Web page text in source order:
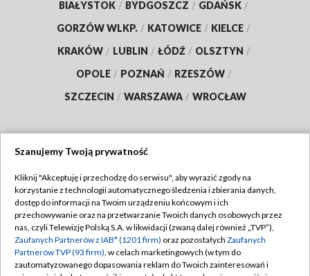
BIAŁYSTOK / BYDGOSZCZ / GDAŃSK /
GORZÓW WLKP. / KATOWICE / KIELCE /
KRAKÓW / LUBLIN / ŁÓDŹ / OLSZTYN /
OPOLE / POZNAŃ / RZESZÓW /
SZCZECIN / WARSZAWA / WROCŁAW
TVP
Abonament TVP
Emisja w TVP
Centrum informacji TVP
Regulamin TVP
Polityka prywatności
Moje zgody
Szanujemy Twoją prywatność
Kliknij "Akceptuję i przechodzę do serwisu", aby wyrazić zgody na
korzystanie z technologii automatycznego śledzenia i zbierania danych,
dostęp do informacji na Twoim urządzeniu końcowym i ich
przechowywanie oraz na przetwarzanie Twoich danych osobowych przez
nas, czyli Telewizję Polską S.A. w likwidacji (zwaną dalej również „TVP”),
Zaufanych Partnerów z IAB* (1201 firm) oraz pozostałych Zaufanych
Partnerów TVP (93 firm), w celach marketingowych (w tym do
zautomatyzowanego dopasowania reklam do Twoich zainteresowań i